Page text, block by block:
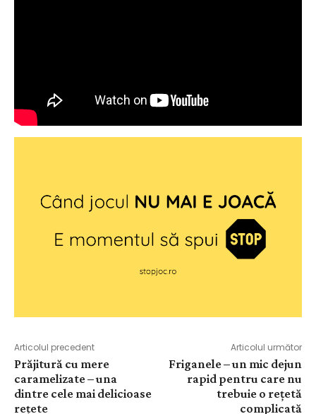
Articolul precedent
Prăjitură cu mere
caramelizate – una
dintre cele mai delicioase
rețete
Articolul următor
Friganele – un mic dejun
rapid pentru care nu
trebuie o rețetă
complicată